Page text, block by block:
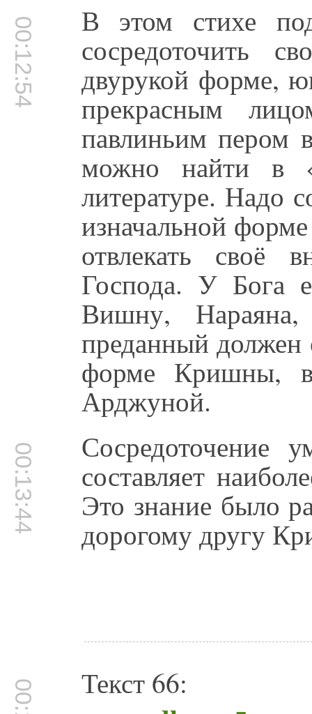
00:12:54 В этом стихе
двурукой форме,
прекрасным
павлиньим пером
можно найти в
литературе. Надо
изначальной
отвлекать своё
Господа. У Бога
Вишну,
преданный должен
форме Кришны,
Арджуной.
00:13:44 составляет
Это знание было
дорогому другу
Текст 66: